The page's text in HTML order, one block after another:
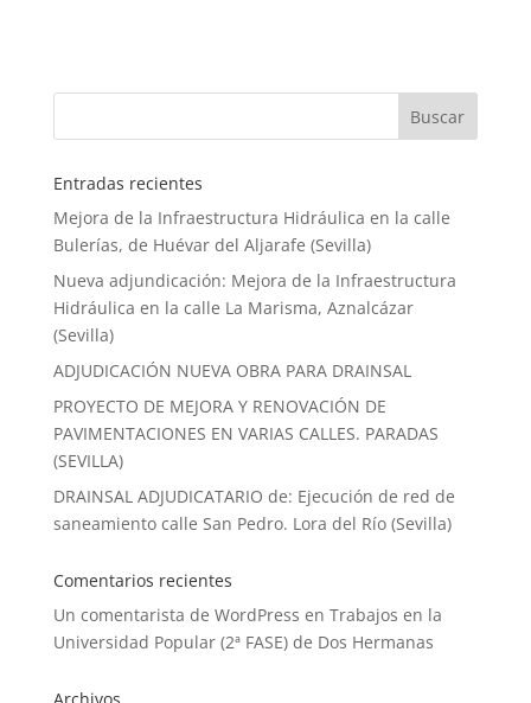
Entradas recientes
Mejora de la Infraestructura Hidráulica en la calle
Bulerías, de Huévar del Aljarafe (Sevilla)
Nueva adjundicación: Mejora de la Infraestructura
Hidráulica en la calle La Marisma, Aznalcázar
(Sevilla)
ADJUDICACIÓN NUEVA OBRA PARA DRAINSAL
PROYECTO DE MEJORA Y RENOVACIÓN DE
PAVIMENTACIONES EN VARIAS CALLES. PARADAS
(SEVILLA)
DRAINSAL ADJUDICATARIO de: Ejecución de red de
saneamiento calle San Pedro. Lora del Río (Sevilla)
Comentarios recientes
Un comentarista de WordPress en Trabajos en la
Universidad Popular (2ª FASE) de Dos Hermanas